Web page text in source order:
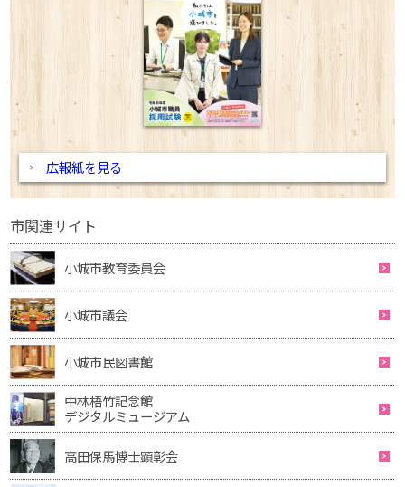
広報紙を見る
市関連サイト
小城市教育委員会
小城市議会
小城市民図書館
中林梧竹記念館
デジタルミュージアム
高田保馬博士顕彰会